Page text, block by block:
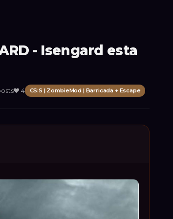
- Isengard esta
❤️4 CS:S | ZombieMod | Barricada + Escape